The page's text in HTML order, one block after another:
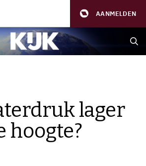
AANMELDEN
lager
hoogte?